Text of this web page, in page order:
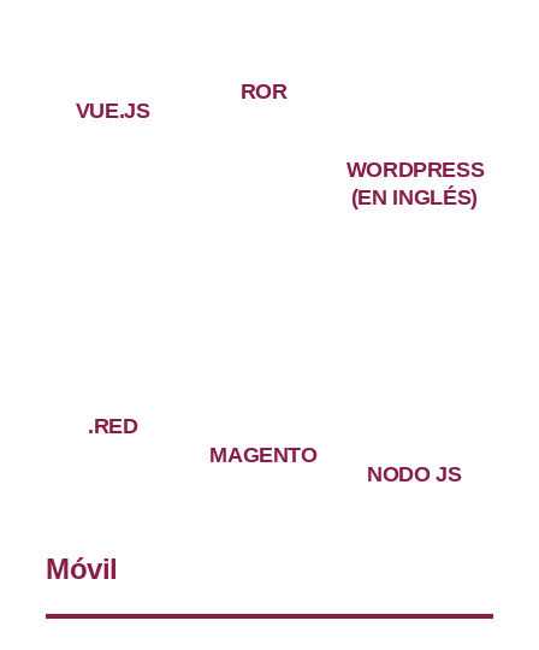
VUE.JS
ROR
WORDPRESS
(EN INGLÉS)
.RED
MAGENTO
NODO JS
Móvil